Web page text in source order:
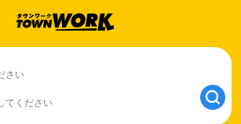
さい
てください